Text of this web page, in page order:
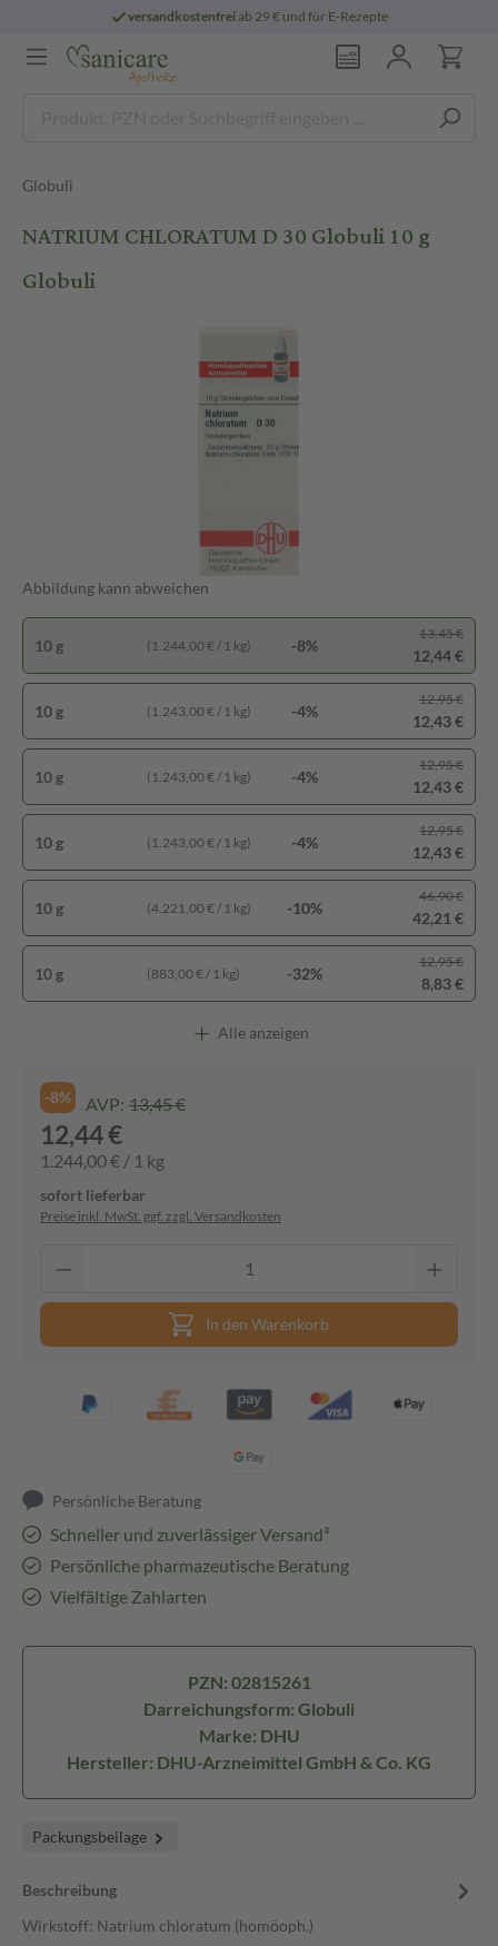
versandkostenfreiab 29 € und für E-Rezepte
Globuli
NATRIUM CHLORATUM D 30 Globuli 10 g
Globuli
Abbildung kann abweichen
10 g (1.243,00 € / 1 kg) -4%
12,95 €
12,43 €
10 g (1.243,00 € / 1 kg) -4%
12,95 €
12,43 €
10 g (1.243,00 € / 1 kg) -4%
12,95 €
12,43 €
10 g (1.244,00 € / 1 kg) -8%
13,45 €
12,44 €
10 g (4.221,00 € / 1 kg) -10%
46,90 €
42,21 €
10 g (883,00 € / 1 kg) -32%
12,95 €
8,83 €
Alle anzeigen
-8% AVP: 13,45 €
12,44 €
1.244,00 € / 1 kg
sofort lieferbar
Preise inkl. MwSt. ggf. zzgl. Versandkosten
In den Warenkorb
Persönliche Beratung
Schneller und zuverlässiger Versand³
Persönliche pharmazeutische Beratung
Vielfältige Zahlarten
PZN: 02815261
Darreichungsform: Globuli
Marke: DHU
Hersteller: DHU-Arzneimittel GmbH & Co. KG
Packungsbeilage
Beschreibung
Wirkstoff: Natrium chloratum (homöoph.)